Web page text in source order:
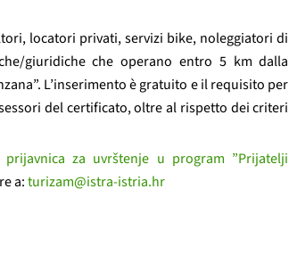
locatori privati, servizi bike, noleggiatori di
giuridiche che operano entro 5 km dalla
L’inserimento è gratuito e il requisito per
del certificato, oltre al rispetto dei criteri
prijavnica za uvrštenje u program ”Prijatelji
a:turizam@istra-istria.hr